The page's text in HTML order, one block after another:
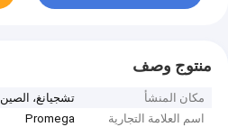
منتوج وصف
مكان المنشأ
تشجيانغ، الصين
اسم العلامة التجارية
Promega